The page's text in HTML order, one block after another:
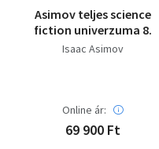
Társadalomtudomány
Természettudomány
Asimov teljes science
fiction univerzuma 8.
Isaac Asimov
Online ár:
69 900 Ft